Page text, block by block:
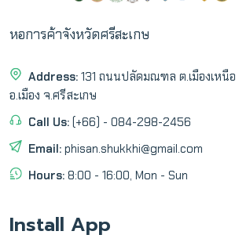
หอการค้าจังหวัดศรีสะเกษ
Address: 131 ถนนปลัดมณฑล ต.เมืองเหนือ
อ.เมือง จ.ศรีสะเกษ
Call Us: (+66) - 084-298-2456
Email: phisan.shukkhi@gmail.com
Hours: 8:00 - 16:00, Mon - Sun
Install App